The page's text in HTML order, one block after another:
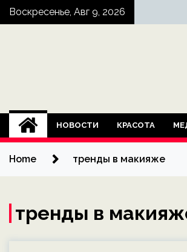
SkipВоскресенье, Авг 9, 2026
НОВОСТИ КРАСОТА
Home тренды в макияже
тренды в